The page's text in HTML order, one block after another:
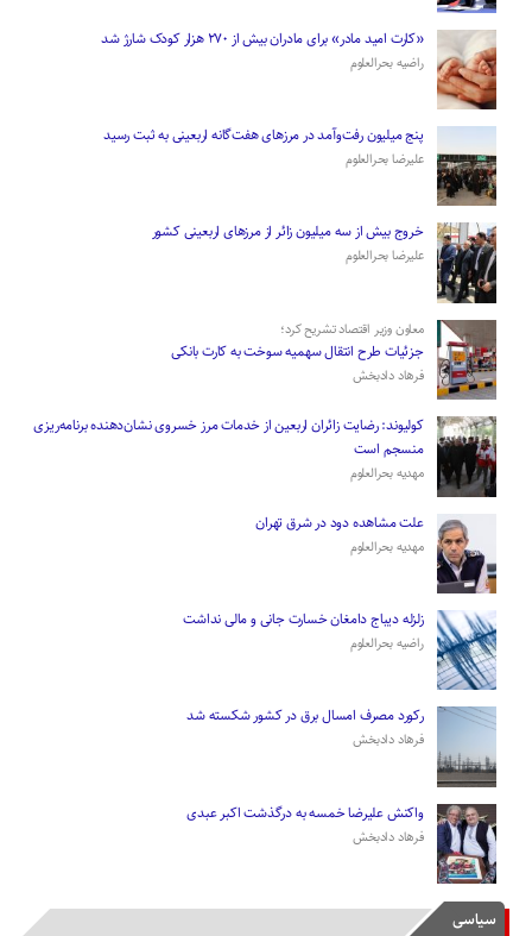
«کارت امید مادر» برای مادران بیش از ۲۷۰ هزار کودک شارژ شد
راضیه بحرالعلوم
پنج میلیون رفت‌وآمد در مرزهای هفت‌گانه اربعینی به ثبت رسید
علیرضا بحرالعلوم
­خروج بیش از سه میلیون زائر از مرز‌های اربعینی کشور
علیرضا بحرالعلوم
معاون وزیر اقتصاد تشریح کرد؛
جزئیات طرح انتقال سهمیه سوخت به کارت بانکی
فرهاد دادبخش
کولیوند: رضایت زائران اربعین از خدمات مرز خسروی نشان‌دهنده برنامه‌ریزی
منسجم است
مهدیه بحرالعلوم
علت مشاهده دود در شرق تهران
مهدیه بحرالعلوم
زلزله دیباج دامغان خسارت جانی و مالی نداشت
راضیه بحرالعلوم
رکورد مصرف امسال برق در کشور شکسته شد
فرهاد دادبخش
واکنش علیرضا خمسه به درگذشت اکبر عبدی
فرهاد دادبخش
سیاسی